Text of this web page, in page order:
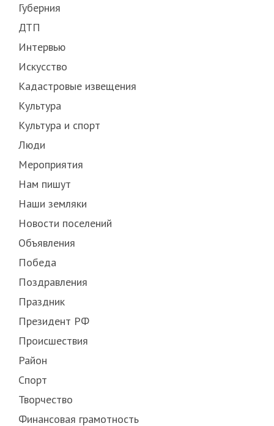
Губерния
ДТП
Интервью
Искусство
Кадастровые извещения
Культура
Культура и спорт
Люди
Мероприятия
Нам пишут
Наши земляки
Новости поселений
Объявления
Победа
Поздравления
Праздник
Президент РФ
Происшествия
Район
Спорт
Творчество
Финансовая грамотность